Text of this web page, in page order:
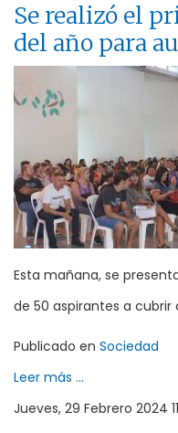
Se realizó el
del año para
Esta mañana, se
de 50 aspirantes a
Publicado en Sociedad
Leer más ...
Jueves, 29 Febrero 2024